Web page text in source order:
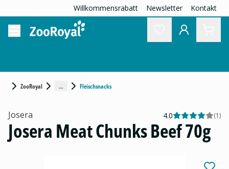
Willkommensrabatt Newsletter Kontakt
ZooRoyal ... Fleischsnacks
Josera 4.0 (1)
Josera Meat Chunks Beef 70g